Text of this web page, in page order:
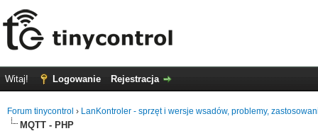
Witaj! Logowanie Rejestracja
Forum tinycontrol › LanKontroler - sprzęt i wersje wsadów, problemy,
MQTT - PHP